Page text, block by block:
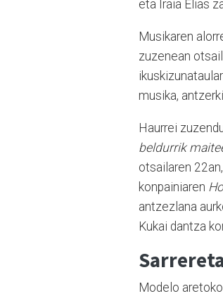
eta Iraia Elias
Musikaren
zuzenean
musika,
Haurrei
beldurrik
otsailaren
konpainiaren
antzezlana
Kukai dantza
Modelo